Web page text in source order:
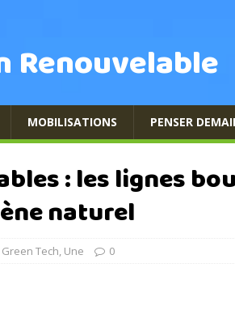
Renouvelable
MOBILISATIONS PENSER
: les lignes
naturel
Green Tech, Une 0